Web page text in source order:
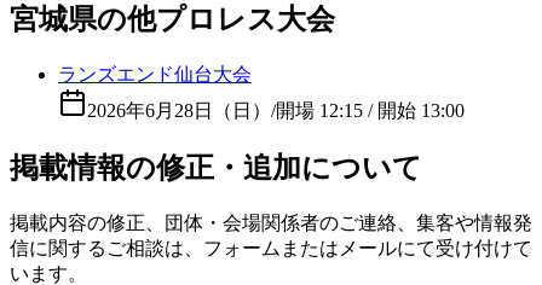
宮城県の他プロレス大会
ランズエンド仙台大会
2026年6月28日（日） /開場 12:15 / 開始 13:00
掲載情報の修正・追加について
掲載内容の修正、団体・会場関係者のご連絡、集客や情報発
信に関するご相談は、フォームまたはメールにて受け付けて
います。